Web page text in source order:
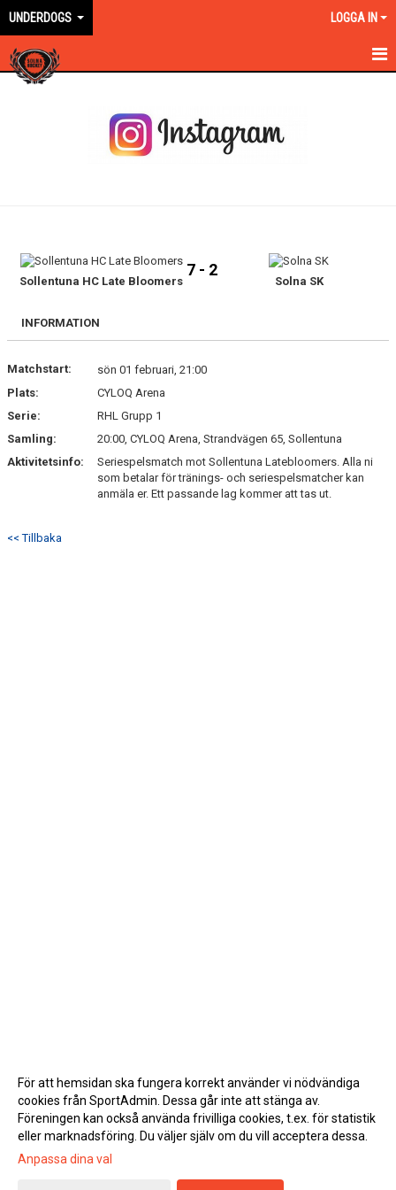
UNDERDOGS LOGGA IN
DOKUMENT
KONTAKT
Sollentuna HC Late Bloomers
7 - 2
Solna SK
INFORMATION
Matchstart:
sön 01 februari, 21:00
Plats:
CYLOQ Arena
Serie:
RHL Grupp 1
Samling:
20:00, CYLOQ Arena, Strandvägen 65, Sollentuna
Aktivitetsinfo:
Seriespelsmatch mot Sollentuna Latebloomers. Alla ni
som betalar för tränings- och seriespelsmatcher kan
anmäla er. Ett passande lag kommer att tas ut.
<< Tillbaka
Gå till Webbversion
För att hemsidan ska fungera korrekt använder vi nödvändiga
cookies från SportAdmin. Dessa går inte att stänga av.
Föreningen kan också använda frivilliga cookies, t.ex. för statistik
eller marknadsföring. Du väljer själv om du vill acceptera dessa.
Anpassa dina val